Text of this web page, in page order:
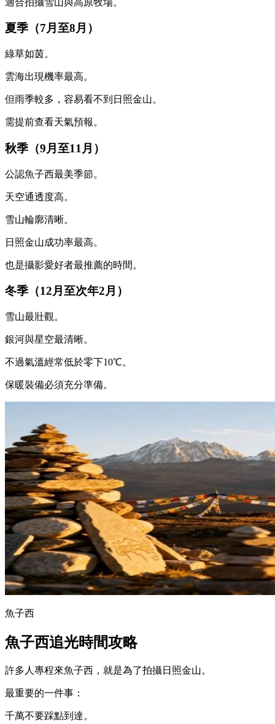
夏季（7月至8月）
綠草如茵。
雲海出現機率最高。
但雨季較多，容易看不到日照金山。
需提前查看天氣預報。
秋季（9月至11月）
公認魚子西最美季節。
天空通透度高。
雪山輪廓清晰。
日照金山成功率最高。
也是攝影愛好者最推薦的時間。
冬季（12月至次年2月）
雪山最壯觀。
銀河與星空最清晰。
不過氣溫經常低於零下10℃。
保暖裝備必須充分準備。
魚子西
魚子西追光時間攻略
許多人專程來魚子西，就是為了拍攝日照金山。
最重要的一件事：
千萬不要踩點到達。